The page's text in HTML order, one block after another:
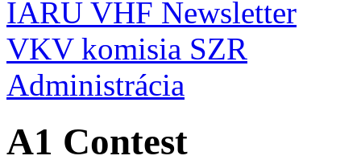
IARU VHF Newsletter
VKV komisia SZR
Administrácia
A1 Contest